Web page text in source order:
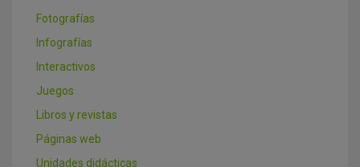
Fotografías
Infografías
Interactivos
Juegos
Libros y revistas
Páginas web
Unidades didácticas